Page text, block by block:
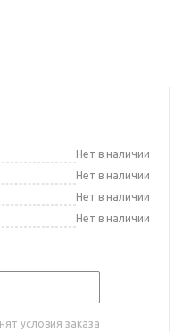
Нет в наличии
Нет в наличии
Нет в наличии
Нет в наличии
условия заказа